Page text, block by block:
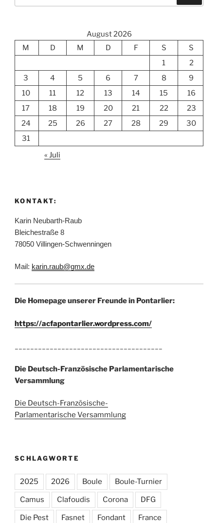
August 2026
M
D M D F S
S
1
2
3
4 5 6 7 8
9
10
11 12 13 14 15
16
17
18 19 20 21 22
23
24
25 26 27 28 29
30
31
« Juli
KONTAKT:
Karin Neubarth-Raub
Bleichestraße 8
78050 Villingen-Schwenningen
Mail: karin.raub@gmx.de
Die Homepage unserer Freunde in Pontarlier:
https://acfapontarlier.wordpress.com/
Die Deutsch-Französische Parlamentarische
Versammlung
Die Deutsch-Französische-
Parlamentarische Versammlung
SCHLAGWORTE
2025 2026 Boule Boule-Turnier
Camus Clafoudis Corona DFG
Die Pest Fasnet Fondant France